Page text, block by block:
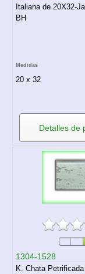
Italiana de 20X32-
BH
Medidas
20 x 32
Detalles de
1304-1528
K. Chata